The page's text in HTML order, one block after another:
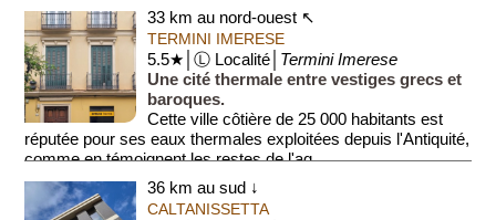
33 km au nord-ouest ↖
TERMINI IMERESE
5.5★│Ⓛ Localité│ Termini Imerese
Une cité thermale entre vestiges grecs et
baroques.
Cette ville côtière de 25 000 habitants est
réputée pour ses eaux thermales exploitées depuis l'Antiquité,
comme en témoignent les restes de l'aq...
36 km au sud ↓
CALTANISSETTA